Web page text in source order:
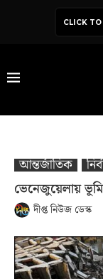
CLICK
আন্তর্জাতিক
ভেনেজুয়েলায়
দীপ্ত নিউজ ডেস্ক